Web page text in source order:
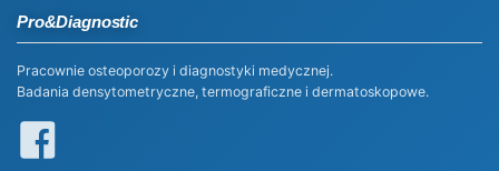
Pro&Diagnostic
Pracownie osteoporozy i diagnostyki medycznej.
Badania densytometryczne, termograficzne i dermatoskopowe.